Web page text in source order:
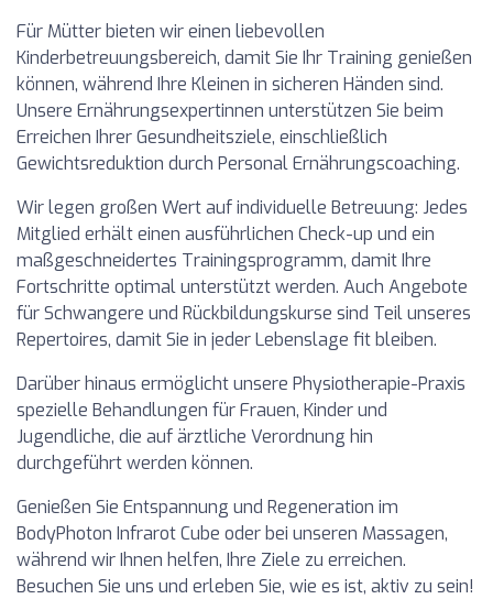
Für Mütter bieten wir einen liebevollen
Kinderbetreuungsbereich, damit Sie Ihr Training genießen
können, während Ihre Kleinen in sicheren Händen sind.
Unsere Ernährungsexpertinnen unterstützen Sie beim
Erreichen Ihrer Gesundheitsziele, einschließlich
Gewichtsreduktion durch Personal Ernährungscoaching.
Wir legen großen Wert auf individuelle Betreuung: Jedes
Mitglied erhält einen ausführlichen Check-up und ein
maßgeschneidertes Trainingsprogramm, damit Ihre
Fortschritte optimal unterstützt werden. Auch Angebote
für Schwangere und Rückbildungskurse sind Teil unseres
Repertoires, damit Sie in jeder Lebenslage fit bleiben.
Darüber hinaus ermöglicht unsere Physiotherapie-Praxis
spezielle Behandlungen für Frauen, Kinder und
Jugendliche, die auf ärztliche Verordnung hin
durchgeführt werden können.
Genießen Sie Entspannung und Regeneration im
BodyPhoton Infrarot Cube oder bei unseren Massagen,
während wir Ihnen helfen, Ihre Ziele zu erreichen.
Besuchen Sie uns und erleben Sie, wie es ist, aktiv zu sein!